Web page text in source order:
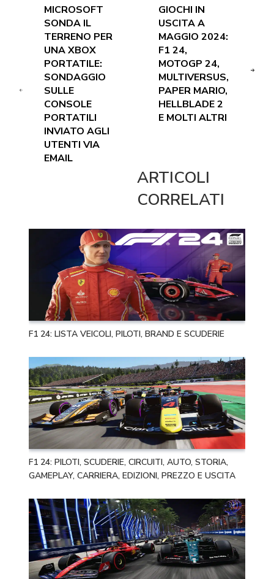
MICROSOFT
SONDA IL
TERRENO PER
UNA XBOX
PORTATILE:
SONDAGGIO
SULLE
CONSOLE
PORTATILI
INVIATO AGLI
UTENTI VIA
EMAIL
GIOCHI IN
USCITA A
MAGGIO 2024:
F1 24,
MOTOGP 24,
MULTIVERSUS,
PAPER MARIO,
HELLBLADE 2
E MOLTI ALTRI
ARTICOLI
CORRELATI
F1 24: LISTA VEICOLI, PILOTI, BRAND E SCUDERIE
F1 24: PILOTI, SCUDERIE, CIRCUITI, AUTO, STORIA,
GAMEPLAY, CARRIERA, EDIZIONI, PREZZO E USCITA